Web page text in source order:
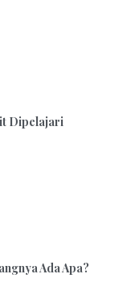
Dipelajari
Ada Apa?